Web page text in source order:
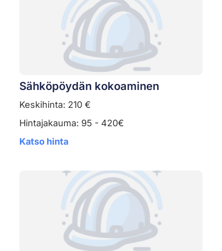
Sähköpöydän kokoaminen
Keskihinta: 210 €
Hintajakauma: 95 - 420€
Katso hinta